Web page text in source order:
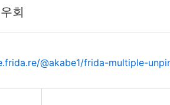
회
@akabe1/frida-multiple-